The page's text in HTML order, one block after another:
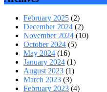
February 2025 (2)
December 2024 (2)
November 2024 (10)
October 2024 (5)
May 2024 (16)
January 2024 (1)
August 2023 (1)
March 2023 (3)
February 2023 (4)